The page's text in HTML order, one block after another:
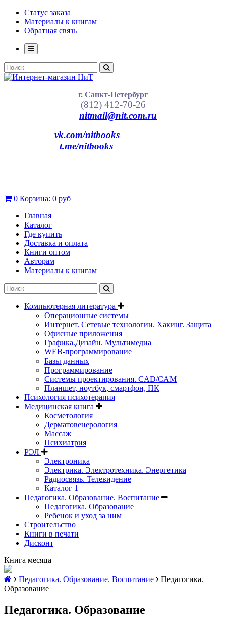
Статус заказа
Материалы к книгам
Обратная связь
г. Санкт-Петербург
(812) 412-70-26
nitmail@nit.com.ru
vk.com/nitbooks
t.me/nitbooks
0 Корзина: 0 руб
Главная
Каталог
Где купить
Доставка и оплата
Книги оптом
Авторам
Материалы к книгам
Компьютерная литература
Операционные системы
Интернет. Сетевые технологии. Хакинг. Защита
Офисные приложения
Графика.Дизайн. Мультимедиа
WEB-программирование
Базы данных
Программирование
Системы проектирования. CAD/CAM
Планшет, ноутбук, смартфон, ПК
Психология психотерапия
Медицинская книга
Косметология
Дерматовенерология
Массаж
Психиатрия
РЭЛ
Электроника
Электрика. Электротехника. Энергетика
Радиосвязь. Телевидение
Каталог 1
Педагогика. Образование. Воспитание
Педагогика. Образование
Ребенок и уход за ним
Строительство
Книги в печати
Дисконт
Книга месяца
Педагогика. Образование. Воспитание
Педагогика.
Образование
Педагогика. Образование